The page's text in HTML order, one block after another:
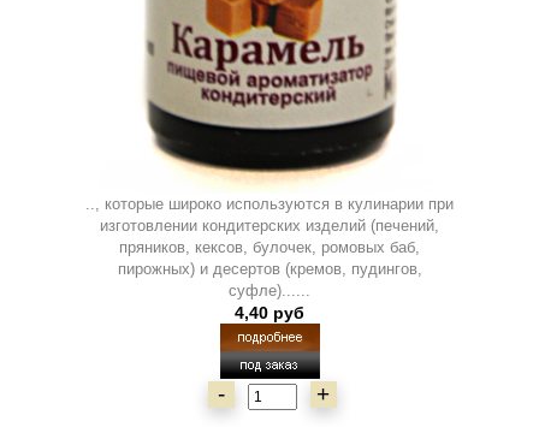
.., которые широко используются в кулинарии при
изготовлении кондитерских изделий (печений,
пряников, кексов, булочек, ромовых баб,
пирожных) и десертов (кремов, пудингов,
суфле)......
4,40 руб
- +